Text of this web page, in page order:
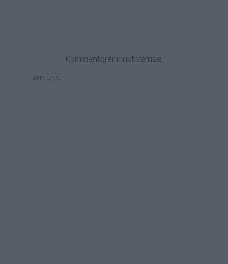
Kommentarer inaktiverade.